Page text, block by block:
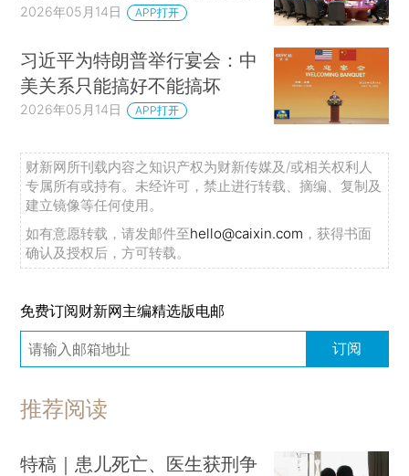
2026年05月14日 APP打开
习近平为特朗普举行宴会：中
美关系只能搞好不能搞坏
2026年05月14日 APP打开
财新网所刊载内容之知识产权为财新传媒及/或相关权利人
专属所有或持有。未经许可，禁止进行转载、摘编、复制及
建立镜像等任何使用。
如有意愿转载，请发邮件至hello@caixin.com ，获得书面
确认及授权后，方可转载。
免费订阅财新网主编精选版电邮
订阅
推荐阅读
特稿｜患儿死亡、医生获刑争